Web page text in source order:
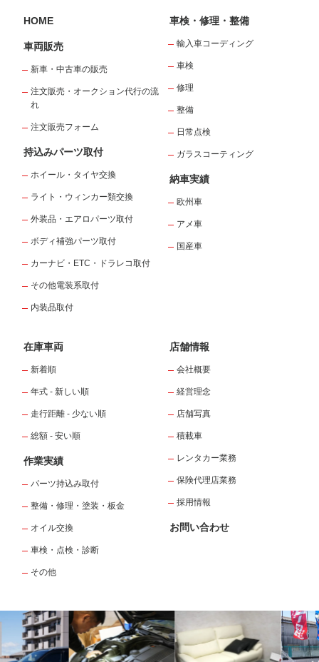
HOME
車両販売
新車・中古車の販売
注文販売・オークション代行の流
れ
注文販売フォーム
持込みパーツ取付
ホイール・タイヤ交換
ライト・ウィンカー類交換
外装品・エアロパーツ取付
ボディ補強パーツ取付
カーナビ・ETC・ドラレコ取付
その他電装系取付
内装品取付
車検・修理・整備
輸入車コーディング
車検
修理
整備
日常点検
ガラスコーティング
納車実績
欧州車
アメ車
国産車
在庫車両
新着順
年式 - 新しい順
走行距離 - 少ない順
総額 - 安い順
作業実績
パーツ持込み取付
整備・修理・塗装・板金
オイル交換
車検・点検・診断
その他
店舗情報
会社概要
経営理念
店舗写真
積載車
レンタカー業務
保険代理店業務
採用情報
お問い合わせ